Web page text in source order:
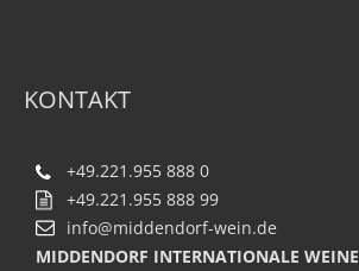
KONTAKT
+49.221.955 888 0
+49.221.955 888 99
info@middendorf-wein.de
MIDDENDORF INTERNATIONALE WEINE